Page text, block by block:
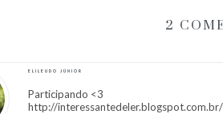
2
ELILEUDO JÚNIOR
Participando <3
http://interessantedeler.blogspot.com.br/